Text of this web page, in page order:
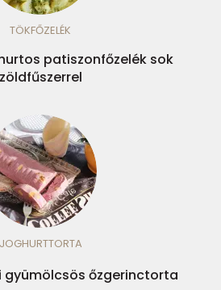
TÖKFŐZELÉK
patiszonfőzelék sok
zöldfűszerrel
JOGHURTTORTA
gyümölcsös őzgerinctorta